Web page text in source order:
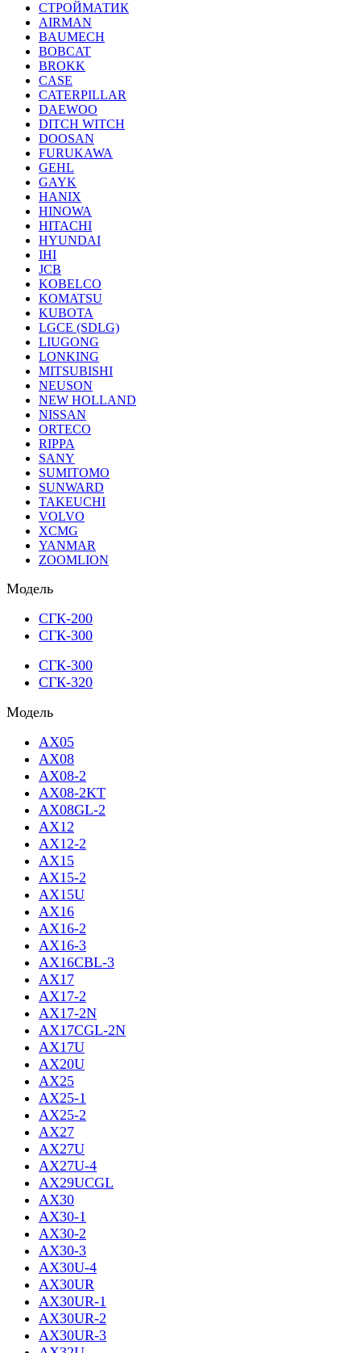
СТРОЙМАТИК
AIRMAN
BAUMECH
BOBCAT
BROKK
CASE
CATERPILLAR
DAEWOO
DITCH WITCH
DOOSAN
FURUKAWA
GEHL
GAYK
HANIX
HINOWA
HITACHI
HYUNDAI
IHI
JCB
KOBELCO
KOMATSU
KUBOTA
LGCE (SDLG)
LIUGONG
LONKING
MITSUBISHI
NEUSON
NEW HOLLAND
NISSAN
ORTECO
RIPPA
SANY
SUMITOMO
SUNWARD
TAKEUCHI
VOLVO
XCMG
YANMAR
ZOOMLION
Модель
СГК-200
СГК-300
СГК-300
СГК-320
Модель
AX05
AX08
AX08-2
AX08-2KT
AX08GL-2
AX12
AX12-2
AX15
AX15-2
AX15U
AX16
AX16-2
AX16-3
AX16CBL-3
AX17
AX17-2
AX17-2N
AX17CGL-2N
AX17U
AX20U
AX25
AX25-1
AX25-2
AX27
AX27U
AX27U-4
AX29UCGL
AX30
AX30-1
AX30-2
AX30-3
AX30U-4
AX30UR
AX30UR-1
AX30UR-2
AX30UR-3